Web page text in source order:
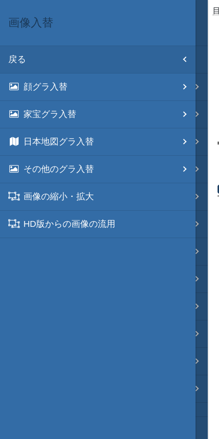
目次
初期設置
改造目録
武将データ
フルカラー画面モード
画像入替
画像入替
戻る
顔グラ入替
家宝グラ入替
日本地図グラ入替
その他のグラ入替
画像の縮小・拡大
HD版からの画像の流用
映像入替